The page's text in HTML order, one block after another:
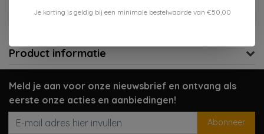
Verzenden 1-3 werkdagen
Product informatie
Meld je aan voor onze nieuwsbrief en ontvang als
eerste onze acties en aanbiedingen!
Abonneer
Je korting is geldig bij een minimale bestelwaarde van €50,00